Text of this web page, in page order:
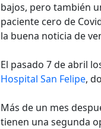
bajos, pero también
paciente cero de
la buena noticia de
El pasado 7 de abril
Hospital San Felipe,
Más de un mes
tienen una segunda